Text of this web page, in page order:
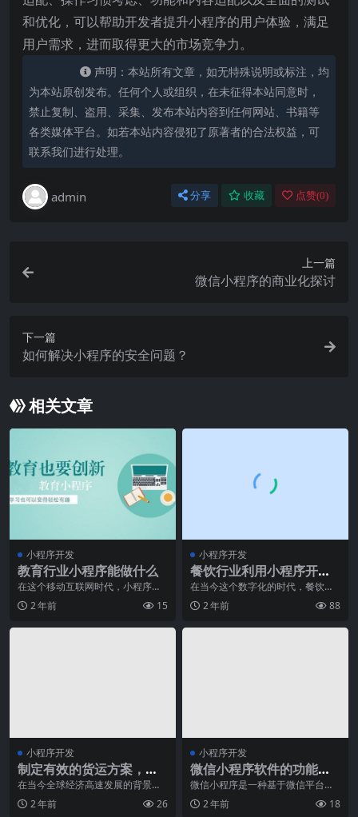
和优化，可以帮助开发者提升小程序的用户体验，满足
用户需求，进而取得更大的市场竞争力。
声明：本站所有文章，如无特殊说明或标注，均
为本站原创发布。任何个人或组织，在未征得本站同意时，
禁止复制、盗用、采集、发布本站内容到任何网站、书籍等
各类媒体平台。如若本站内容侵犯了原著者的合法权益，可
联系我们进行处理。
admin 分享 收藏 点赞(0)
上一篇
微信小程序的商业化探讨
下一篇
如何解决小程序的安全问题？
相关文章
小程序开发
教育行业小程序能做什么
在这个移动互联网时代，小程序已
经是大众的新宠了，这也是毋庸置
疑的。小程序方便使用
2 年前 15
小程序开发
餐饮行业利用小程序开发
打造智慧餐厅
在当今这个数字化的时代，餐饮行
业也在不断地进行创新和变革。其
中，长春小程序开发已
2 年前 88
小程序开发
制定有效的货运方案，提
升货运代理的工作效率
在当今全球经济高速发展的背景
下，货运代理作为连接生产和销售
环节的重要纽带，承担着
2 年前 26
小程序开发
微信小程序软件的功能和
特点
微信小程序是一种基于微信平台开
发的应用程序，用户可以通过微信
扫码或搜索的方式进入
2 年前 18